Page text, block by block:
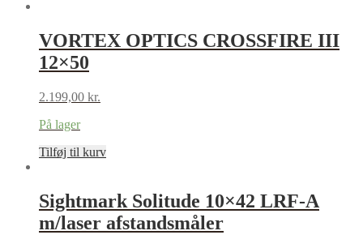
VORTEX OPTICS CROSSFIRE III
12×50
2.199,00 kr.
På lager
Tilføj til kurv
Sightmark Solitude 10×42 LRF-A
m/laser afstandsmåler